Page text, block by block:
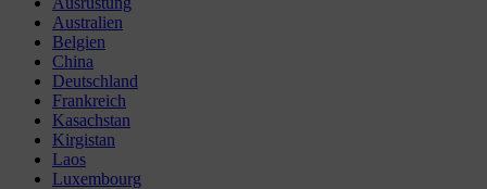
Australien
Belgien
China
Deutschland
Frankreich
Kasachstan
Kirgistan
Laos
Luxembourg